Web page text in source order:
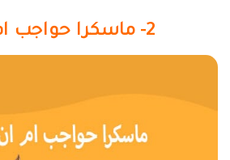
2- ماسكرا حواجب ام ان-01